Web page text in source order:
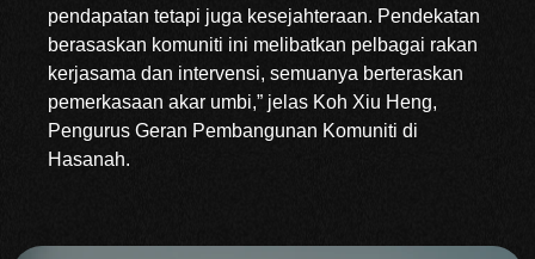
pendapatan tetapi juga kesejahteraan. Pendekatan
berasaskan komuniti ini melibatkan pelbagai rakan
kerjasama dan intervensi, semuanya berteraskan
pemerkasaan akar umbi,” jelas Koh Xiu Heng,
Pengurus Geran Pembangunan Komuniti di
Hasanah.